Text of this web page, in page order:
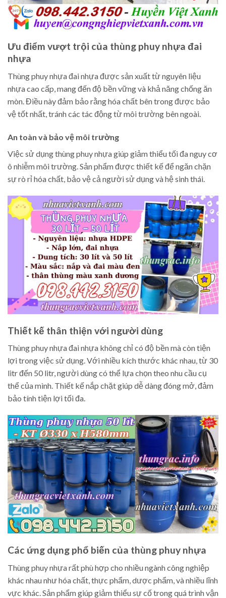
Ưu điểm vượt trội của thùng phuy nhựa đai
nhựa
Thùng phuy nhựa đai nhựa được sản xuất từ nguyên liệu
nhựa cao cấp, mang đến độ bền vững và khả năng chống ăn
mòn. Điều này đảm bảo rằng hóa chất bên trong được bảo
vệ tốt nhất, tránh các tác động từ môi trường bên ngoài.
An toàn và bảo vệ môi trường
Việc sử dụng thùng phuy nhựa giúp giảm thiểu tối đa nguy cơ
ô nhiễm môi trường. Sản phẩm được thiết kế để ngăn chặn
sự rò rỉ hóa chất, bảo vệ cả người sử dụng và hệ sinh thái.
Thiết kế thân thiện với người dùng
Thùng phuy nhựa đai nhựa không chỉ có độ bền mà còn tiện
lợi trong việc sử dụng. Với nhiều kích thước khác nhau, từ 30
litr đến 50 litr, người dùng có thể lựa chọn theo nhu cầu cụ
thể của mình. Thiết kế nắp chặt giúp dễ dàng đóng mở, đảm
bảo tính tiện lợi tối đa.
Các ứng dụng phổ biến của thùng phuy nhựa
Thùng phuy nhựa rất phù hợp cho nhiều ngành công nghiệp
khác nhau như hóa chất, thực phẩm, dược phẩm, và nhiều lĩnh
vực khác. Sản phẩm giúp giảm thiểu sự cố trong quá trình vận